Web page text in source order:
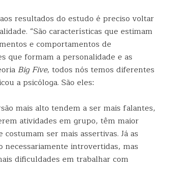
resultados do estudo é preciso voltar
“São características que estimam
e comportamentos de
que formam a personalidade e as
Big Five, todos nós temos diferentes
a psicóloga. São eles:
mais alto tendem a ser mais falantes,
atividades em grupo, têm maior
ser mais assertivas. Já as
necessariamente introvertidas, mas
dificuldades em trabalhar com